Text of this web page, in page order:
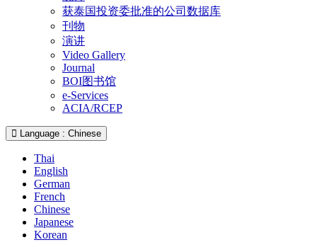
获泰国投资委批准的公司数据库
刊物
演讲
Video Gallery
Journal
BOI图书馆
e-Services
ACIA/RCEP
Language : Chinese
Thai
English
German
French
Chinese
Japanese
Korean